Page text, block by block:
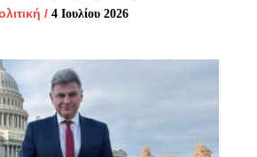
/ 4 Ιουλίου 2026